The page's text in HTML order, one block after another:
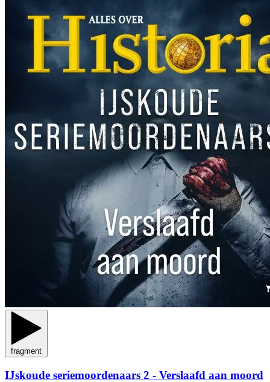
fragment
IJskoude seriemoordenaars 2 - Verslaafd aan moord